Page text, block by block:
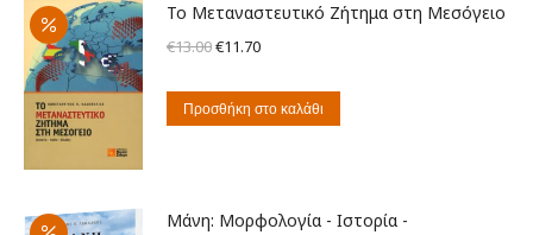
Το Μεταναστευτικό Ζήτημα στη Μεσόγειο
€13.00Original
was:
€11.70Η
τιμή
Προσθήκη στο καλάθι
Μάνη: Μορφολογία - Ιστορία -